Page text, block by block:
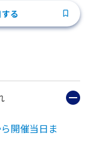
る
開催当日ま